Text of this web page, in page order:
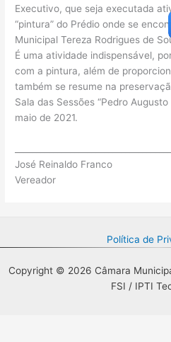
Executivo, que seja executada
“pintura” do Prédio onde se
Municipal Tereza Rodrigues de
É uma atividade indispensável,
com a pintura, além de
também se resume na
Sala das Sessões “Pedro
maio de 2021.
José Reinaldo Franco
Vereador
Política de
Copyright © 2026 Câmara
FSI / IPTI